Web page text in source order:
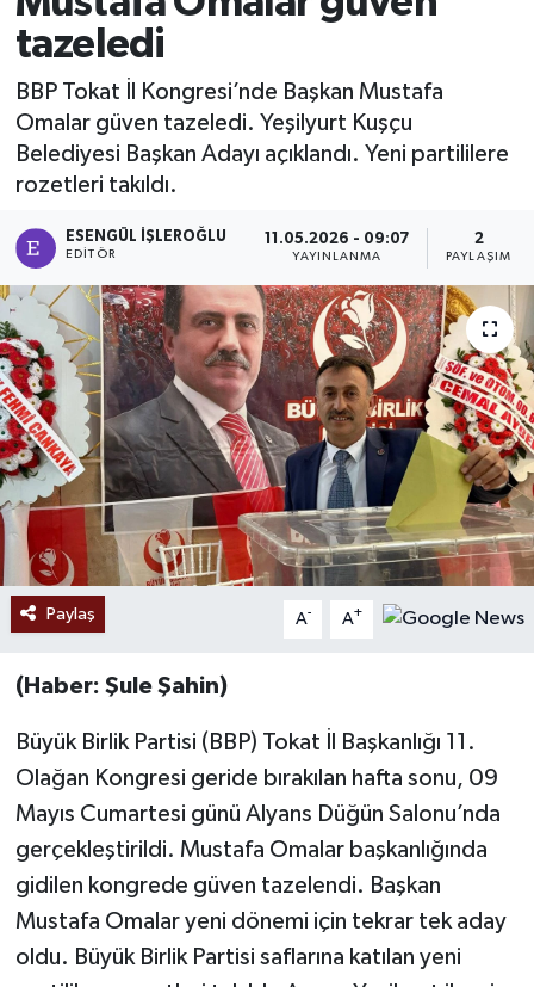
tazeledi
BBP Tokat İl Kongresi’nde Başkan Mustafa
Omalar güven tazeledi. Yeşilyurt Kuşçu
Belediyesi Başkan Adayı açıklandı. Yeni partililere
rozetleri takıldı.
ESENGÜL İŞLEROĞLU
EDITÖR
11.05.2026 - 09:07
YAYINLANMA
2
PAYLAŞIM
Paylaş A- A+
(Haber: Şule Şahin)
Büyük Birlik Partisi (BBP) Tokat İl Başkanlığı 11.
Olağan Kongresi geride bırakılan hafta sonu, 09
Mayıs Cumartesi günü Alyans Düğün Salonu’nda
gerçekleştirildi. Mustafa Omalar başkanlığında
gidilen kongrede güven tazelendi. Başkan
Mustafa Omalar yeni dönemi için tekrar tek aday
oldu. Büyük Birlik Partisi saflarına katılan yeni
Ekonomi
Sağlık
Tokat Haber